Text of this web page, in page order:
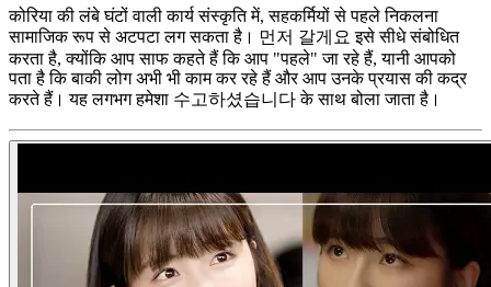
कोरिया की लंबे घंटों वाली कार्य संस्कृति में, सहकर्मियों से पहले निकलना
सामाजिक रूप से अटपटा लग सकता है। 먼저 갈게요 इसे सीधे संबोधित
करता है, क्योंकि आप साफ कहते हैं कि आप "पहले" जा रहे हैं, यानी आपको
पता है कि बाकी लोग अभी भी काम कर रहे हैं और आप उनके प्रयास की कद्र
करते हैं। यह लगभग हमेशा 수고하셨습니다 के साथ बोला जाता है।